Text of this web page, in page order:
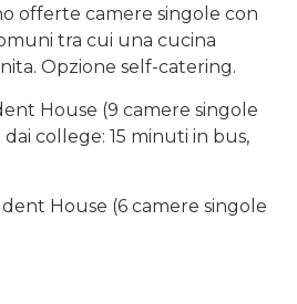
offerte camere singole con
tra cui una cucina
Opzione self-catering.
House (9 camere singole
college: 15 minuti in bus,
House (6 camere singole